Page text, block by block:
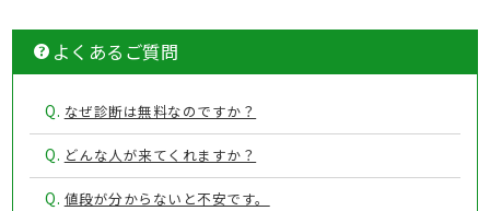
よくあるご質問
Q. なぜ診断は無料なのですか？
Q. どんな人が来てくれますか？
Q. 値段が分からないと不安です。